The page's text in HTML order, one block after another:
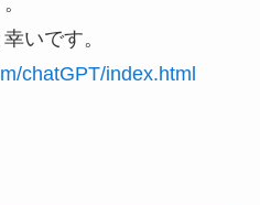
いです。
chatGPT/index.html